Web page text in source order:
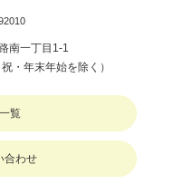
南一丁目1-1
・年末年始を除く）
覧
合わせ